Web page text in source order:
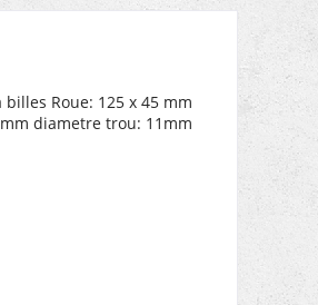
Roue: 125 x 45 mm
diametre trou: 11mm